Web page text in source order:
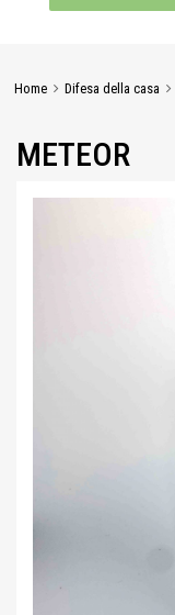
Home Difesa della casa
METEOR